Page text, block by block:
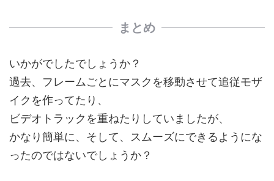
まとめ
いかがでしたでしょうか？
過去、フレームごとにマスクを移動させて追従モザ
イクを作ってたり、
ビデオトラックを重ねたりしていましたが、
かなり簡単に、そして、スムーズにできるようにな
ったのではないでしょうか？